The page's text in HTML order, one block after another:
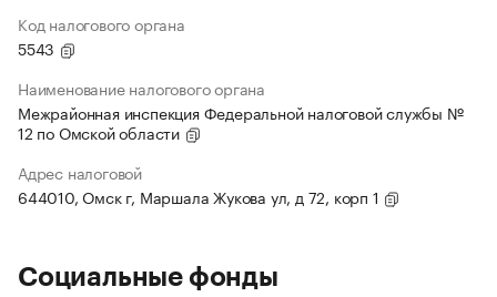
Код налогового органа
5543
Наименование налогового органа
Межрайонная инспекция Федеральной налоговой службы №
12 по Омской области
Адрес налоговой
644010, Омск г, Маршала Жукова ул, д 72, корп 1
Социальные фонды